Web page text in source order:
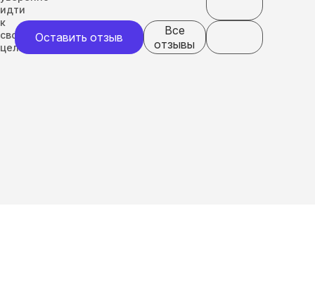
идти
к
своим
целям
Оставить отзыв
Все
отзывы